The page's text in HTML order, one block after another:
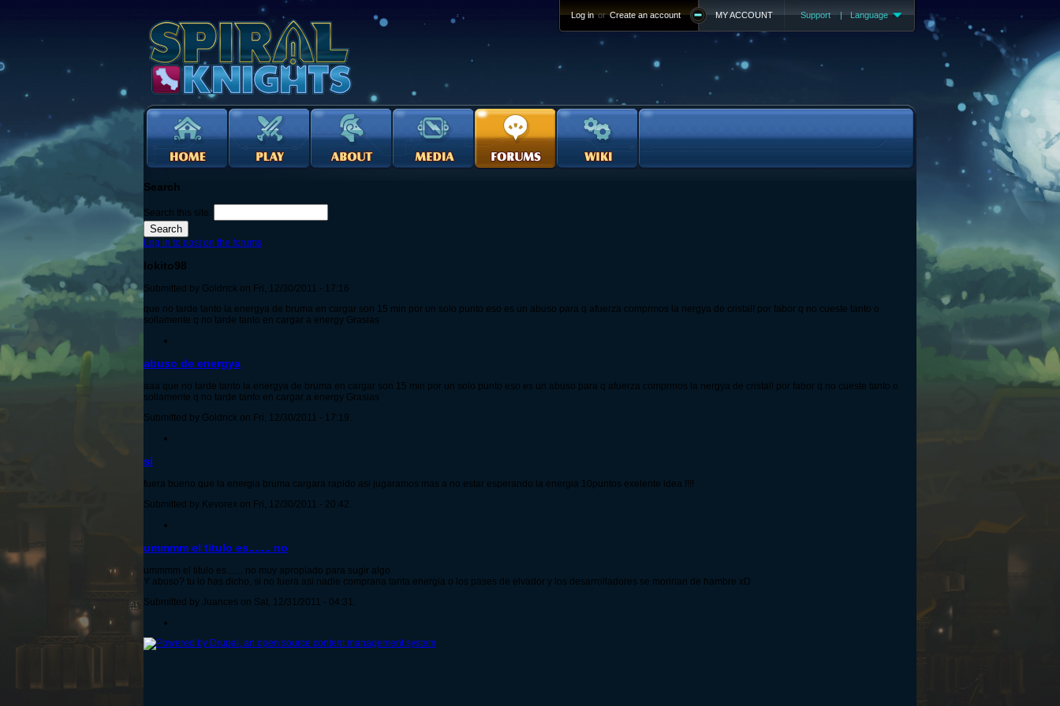
Support | Language
MY ACCOUNT
Log in or Create an account
Search
Search this site:
Log in to post on the forums
lokito98
Submitted by Goldrick on Fri, 12/30/2011 - 17:16
que no tarde tanto la energya de bruma en cargar son 15 min por un solo punto eso es un abuso para q afuerza comprmos la nergya de cristal! por fabor q no cueste tanto o
sollamente q no tarde tanto en cargar a energy Grasias
abuso de energya
aaa que no tarde tanto la energya de bruma en cargar son 15 min por un solo punto eso es un abuso para q afuerza comprmos la nergya de cristal! por fabor q no cueste tanto o
sollamente q no tarde tanto en cargar a energy Grasias
Submitted by Goldrick on Fri, 12/30/2011 - 17:19.
si
fuera bueno que la energia bruma cargara rapido asi jugaramos mas a no estar esperando la energia 10puntos exelente idea !!!!
Submitted by Kevorex on Fri, 12/30/2011 - 20:42.
ummmm el titulo es....... no
ummmm el titulo es....... no muy apropiado para sugir algo
Y abuso? tu lo has dicho, si no fuera asi nadie compraria tanta energia o los pases de elvador y los desarrolladores se moririan de hambre xD
Submitted by Juances on Sat, 12/31/2011 - 04:31.